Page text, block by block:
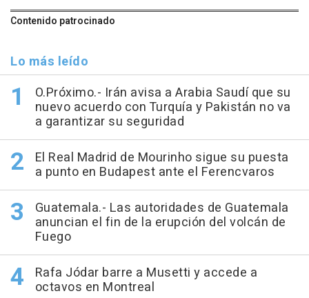
Contenido patrocinado
Lo más leído
O.Próximo.- Irán avisa a Arabia Saudí que su
nuevo acuerdo con Turquía y Pakistán no va
a garantizar su seguridad
El Real Madrid de Mourinho sigue su puesta
a punto en Budapest ante el Ferencvaros
Guatemala.- Las autoridades de Guatemala
anuncian el fin de la erupción del volcán de
Fuego
Rafa Jódar barre a Musetti y accede a
octavos en Montreal